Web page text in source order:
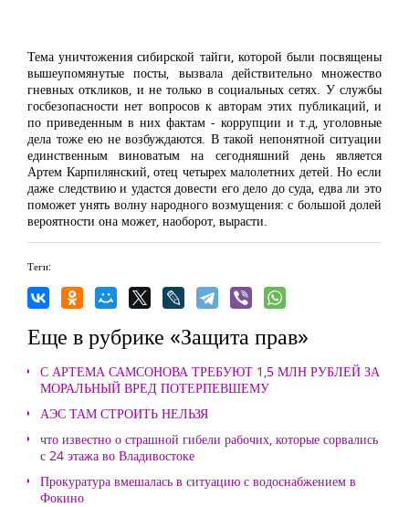
Тема уничтожения сибирской тайги, которой были посвящены
вышеупомянутые посты, вызвала действительно множество
гневных откликов, и не только в социальных сетях. У службы
госбезопасности нет вопросов к авторам этих публикаций, и
по приведенным в них фактам - коррупции и т.д, уголовные
дела тоже ею не возбуждаются. В такой непонятной ситуации
единственным виноватым на сегодняшний день является
Артем Карпилянский, отец четырех малолетних детей. Но если
даже следствию и удастся довести его дело до суда, едва ли это
поможет унять волну народного возмущения: с большой долей
вероятности она может, наоборот, вырасти.
Теги:
Еще в рубрике «Защита прав»
С АРТЕМА САМСОНОВА ТРЕБУЮТ 1,5 МЛН РУБЛЕЙ ЗА
МОРАЛЬНЫЙ ВРЕД ПОТЕРПЕВШЕМУ
АЭС ТАМ СТРОИТЬ НЕЛЬЗЯ
что известно о страшной гибели рабочих, которые сорвались
с 24 этажа во Владивостоке
Прокуратура вмешалась в ситуацию с водоснабжением в
Фокино